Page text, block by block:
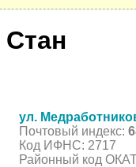
ул.
Почтовый индекс:
Код ИФНС: 2717
Районный код